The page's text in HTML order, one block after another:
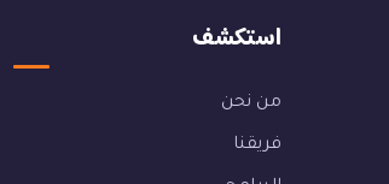
استكشف
من نحن
فريقنا